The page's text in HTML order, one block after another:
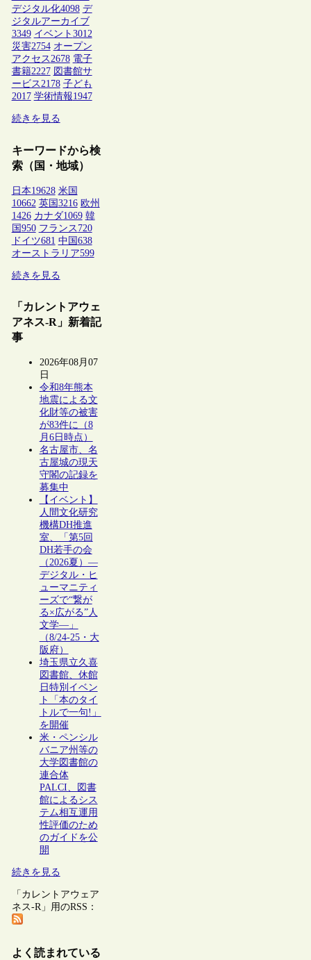
デジタル化4098 デ
ジタルアーカイブ
3349 イベント 3012
災害2754 オープン
アクセス2678 電子
書籍2227 図書館サ
ービス2178 子ども
2017 学術情報1947
続きを見る
キーワードから検
索（国・地域）
日本19628 米国
10662 英国 3216 欧州
1426 カナダ1069 韓
国 950 フランス 720
ドイツ681 中国 638
オーストラリア599
続きを見る
「カレントアウェ
アネス-R」新着記
事
2026年08月07
日
令和8年熊本
地震による文
化財等の被害
が83件に（8
月6日時点）
名古屋市、名
古屋城の現天
守閣の記録を
募集中
【イベント】
人間文化研究
機構DH推進
室、「第5回
DH若手の会
（2026夏）―
デジタル・ヒ
ューマニティ
ーズで“繋が
る×広がる”人
文学―」
（8/24-25・大
阪府）
埼玉県立久喜
図書館、休館
日特別イベン
ト「本のタイ
トルで一句!」
を開催
米・ペンシル
バニア州等の
大学図書館の
連合体
PALCI、図書
館によるシス
テム相互運用
性評価のため
のガイドを公
開
続きを見る
「カレントアウェア
ネス-R」用のRSS：
よく読まれている